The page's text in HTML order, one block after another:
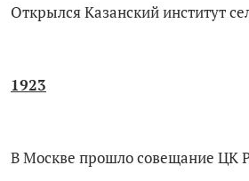
Открылся Казанский институт
1923
В Москве прошло совещание ЦК